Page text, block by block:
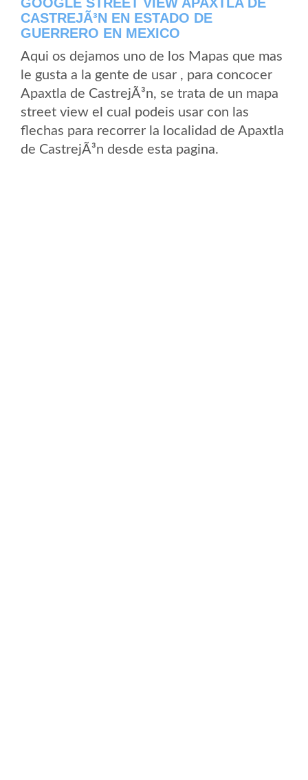
CASTREJÃ³N EN ESTADO DE
GUERRERO EN MEXICO
Aqui os dejamos uno de los Mapas que mas
le gusta a la gente de usar , para concocer
Apaxtla de CastrejÃ³n, se trata de un mapa
street view el cual podeis usar con las
flechas para recorrer la localidad de Apaxtla
de CastrejÃ³n desde esta pagina.